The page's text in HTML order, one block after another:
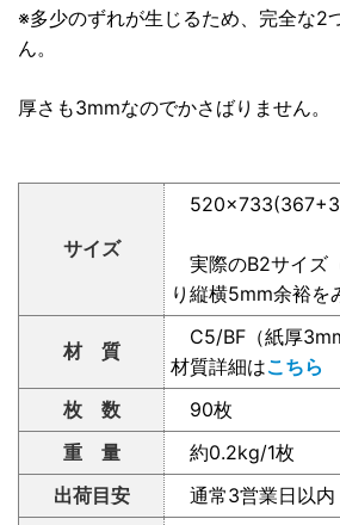
※多少のずれが生じるため、完全な2
ん。
厚さも3mmなのでかさばりません。
サイズ
実際のB2サイズ
り縦横5mm余裕を
材 質
C5/BF（紙厚
材質詳細はこちら
枚 数
90枚
重 量
約0.2kg/1枚
出荷目安
通常3営業日以内